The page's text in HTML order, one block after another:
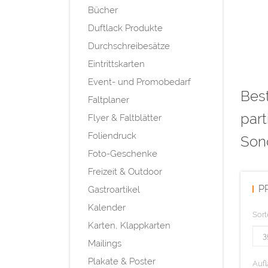
Bücher
Duftlack Produkte
Durchschreibesätze
Eintrittskarten
Event- und Promobedarf
Faltplaner
Flyer & Faltblätter
Foliendruck
Foto-Geschenke
Freizeit & Outdoor
Gastroartikel
Kalender
Karten, Klappkarten
Mailings
Plakate & Poster